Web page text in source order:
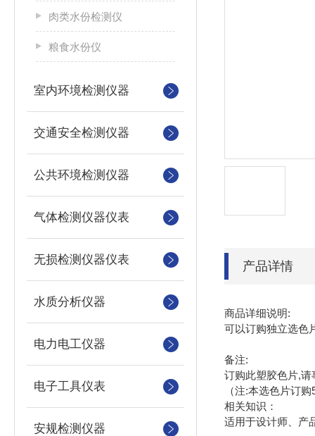
肉类水份检测仪
粮食水份仪
室内环境检测仪器
交通安全检测仪器
公共环境检测仪器
气体检测仪器仪表
无损检测仪器仪表
水质分析仪器
电力电工仪器
电子工具仪表
安规检测仪器
产品详情
商品详细说明:
可以订购独立选色
备注:
订购此塑胶色片,
（注:本选色片订
相关知识：
适用于设计师、产